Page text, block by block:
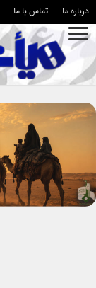
درباره ما تماس با ما